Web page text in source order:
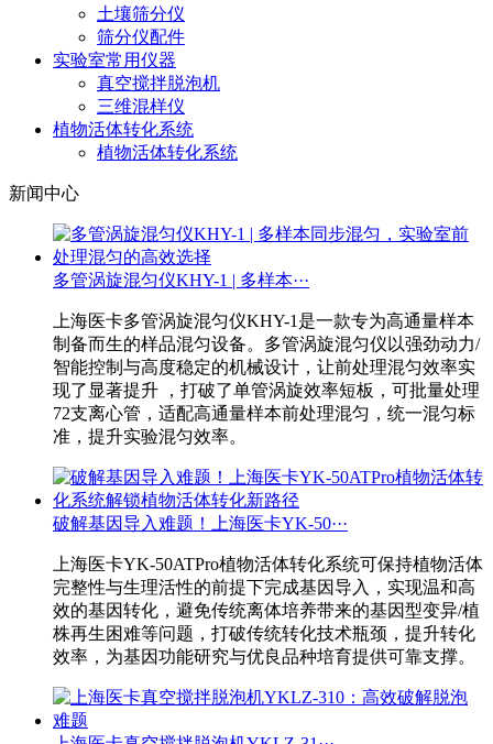
土壤筛分仪
筛分仪配件
实验室常用仪器
真空搅拌脱泡机
三维混样仪
植物活体转化系统
植物活体转化系统
新闻中心
多管涡旋混匀仪KHY-1 | 多样本···
上海医卡多管涡旋混匀仪KHY-1是一款专为高通量样本
制备而生的样品混匀设备。多管涡旋混匀仪以强劲动力/
智能控制与高度稳定的机械设计，让前处理混匀效率实
现了显著提升 ，打破了单管涡旋效率短板，可批量处理
72支离心管，适配高通量样本前处理混匀，统一混匀标
准，提升实验混匀效率。
破解基因导入难题！上海医卡YK-50···
上海医卡YK-50ATPro植物活体转化系统可保持植物活体
完整性与生理活性的前提下完成基因导入，实现温和高
效的基因转化，避免传统离体培养带来的基因型变异/植
株再生困难等问题，打破传统转化技术瓶颈，提升转化
效率，为基因功能研究与优良品种培育提供可靠支撑。